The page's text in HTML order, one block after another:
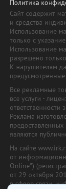
Политика
Сайт содержит
и средства
Использование
только с
Использование
разрешено
К нарушителям
Все рекламные
все услуги -
Реклама
являются
На сайте
от
Online")
от 29 октября
в сфере связи,